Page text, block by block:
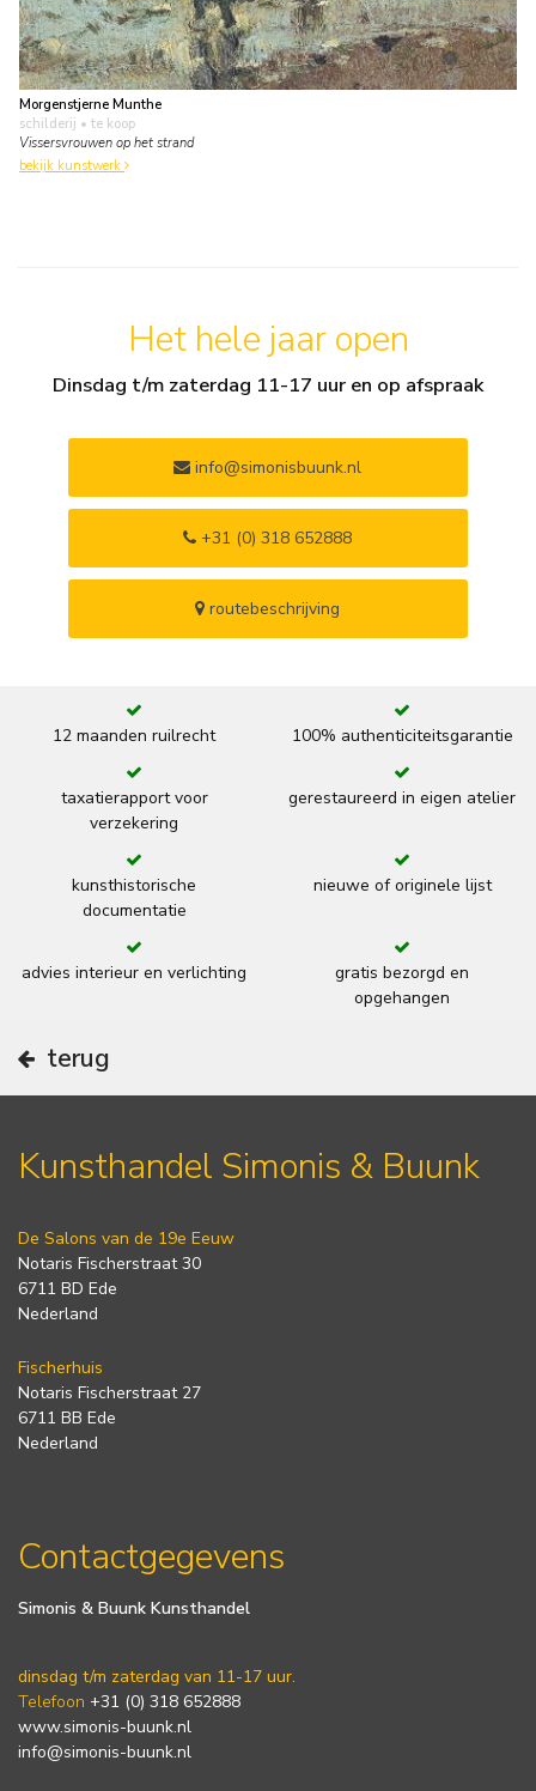
Morgenstjerne Munthe
schilderij • te koop
Vissersvrouwen op het strand
bekijk kunstwerk
Het hele jaar open
Dinsdag t/m zaterdag 11-17 uur en op afspraak
info@simonisbuunk.nl
+31 (0) 318 652888
routebeschrijving
12 maanden ruilrecht 100% authenticiteitsgarantie
taxatierapport voor
verzekering
gerestaureerd in eigen atelier
kunsthistorische
documentatie
nieuwe of originele lijst
advies interieur en verlichting
gratis bezorgd en
opgehangen
terug
Kunsthandel Simonis & Buunk
De Salons van de 19e Eeuw
Notaris Fischerstraat 30
6711 BD Ede
Nederland
Fischerhuis
Notaris Fischerstraat 27
6711 BB Ede
Nederland
Contactgegevens
Simonis & Buunk Kunsthandel
dinsdag t/m zaterdag van 11-17 uur.
Telefoon +31 (0) 318 652888
www.simonis-buunk.nl
info@simonis-buunk.nl